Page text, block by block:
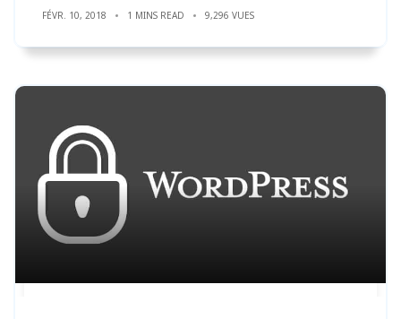
FÉVR. 10, 2018 1 MINS READ 9,296 VUES